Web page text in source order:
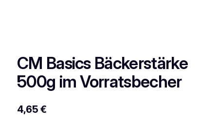
CM Basics Bäckerstärke
500g im Vorratsbecher
4,65 €